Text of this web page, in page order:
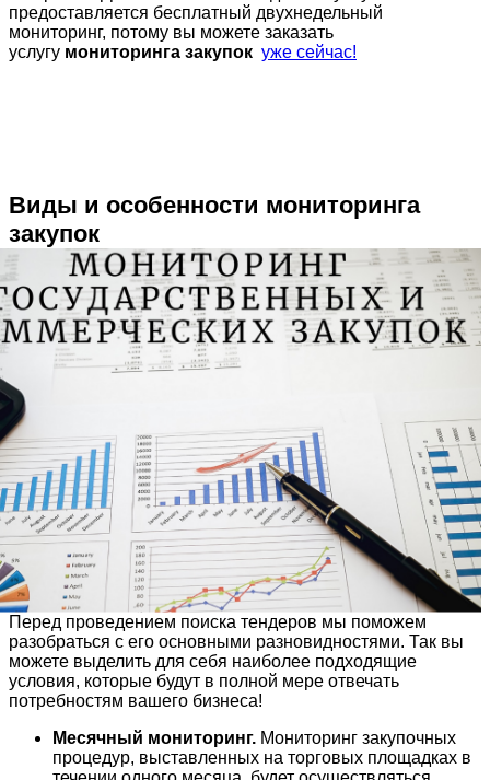
предоставляется бесплатный двухнедельный
мониторинг, потому вы можете заказать
услугу мониторинга закупок уже сейчас!
Виды и особенности мониторинга
закупок
Перед проведением поиска тендеров мы поможем
разобраться с его основными разновидностями. Так вы
можете выделить для себя наиболее подходящие
условия, которые будут в полной мере отвечать
потребностям вашего бизнеса!
Месячный мониторинг. Мониторинг закупочных
процедур, выставленных на торговых площадках в